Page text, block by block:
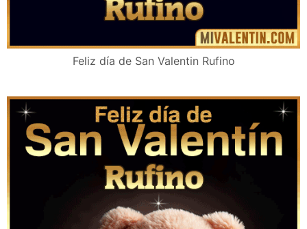
Feliz día de San Valentin Rufino